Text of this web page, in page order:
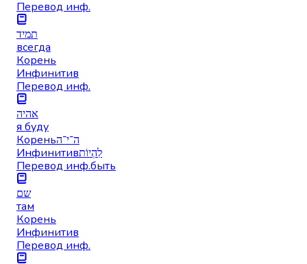
Перевод инф.
תמיד
всегда
Корень
Инфинитив
Перевод инф.
אהיה
я буду
Кореньה־י־ה
Инфинитивלִהְיוֹת
Перевод инф.быть
שם
там
Корень
Инфинитив
Перевод инф.